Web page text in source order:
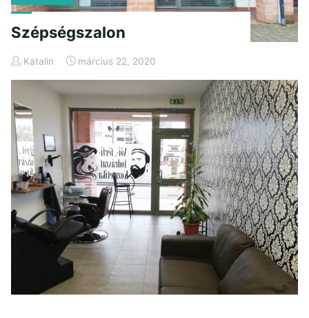
Szépségszalon
Katalin március 22, 2020